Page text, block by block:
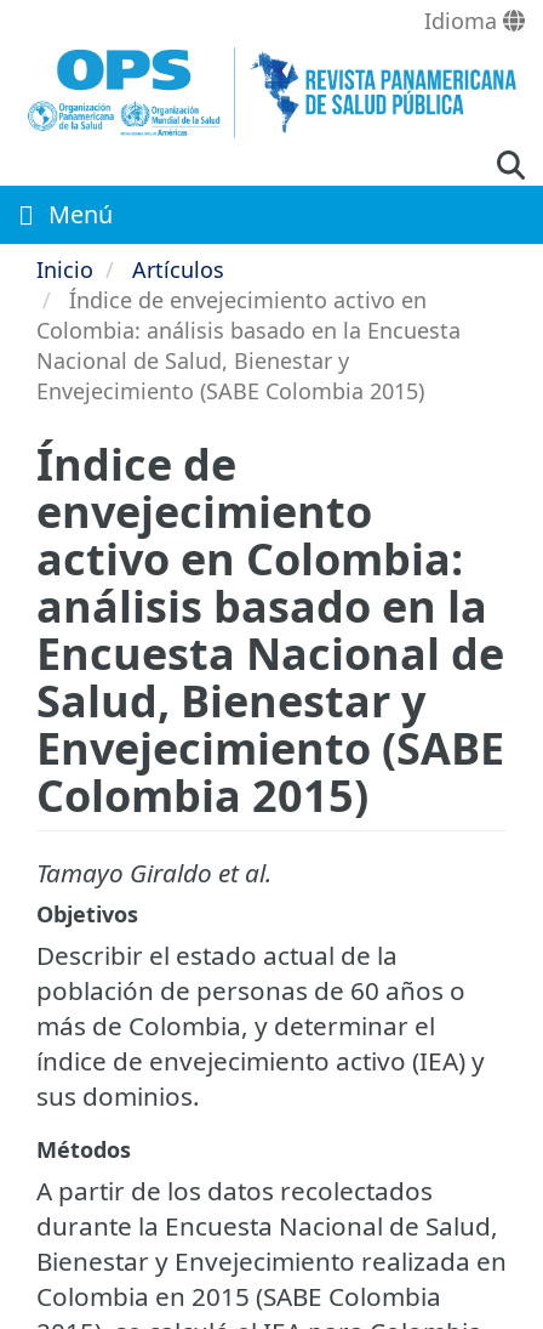
contenido
principal
Idioma
Menú
Inicio
Artículos
Índice de envejecimiento activo en
Colombia: análisis basado en la Encuesta
Nacional de Salud, Bienestar y
Envejecimiento (SABE Colombia 2015)
Índice de
envejecimiento
activo en Colombia:
análisis basado en la
Encuesta Nacional de
Salud, Bienestar y
Envejecimiento (SABE
Colombia 2015)
Tamayo Giraldo et al.
Objetivos
Describir el estado actual de la
población de personas de 60 años o
más de Colombia, y determinar el
índice de envejecimiento activo (IEA) y
sus dominios.
Métodos
A partir de los datos recolectados
durante la Encuesta Nacional de Salud,
Bienestar y Envejecimiento realizada en
Colombia en 2015 (SABE Colombia